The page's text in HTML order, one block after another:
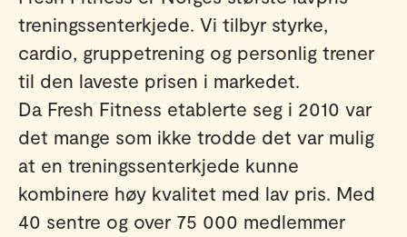
treningssenterkjede. Vi tilbyr styrke,
cardio, gruppetrening og personlig trener
til den laveste prisen i markedet.
Da Fresh Fitness etablerte seg i 2010 var
det mange som ikke trodde det var mulig
at en treningssenterkjede kunne
kombinere høy kvalitet med lav pris. Med
40 sentre og over 75 000 medlemmer